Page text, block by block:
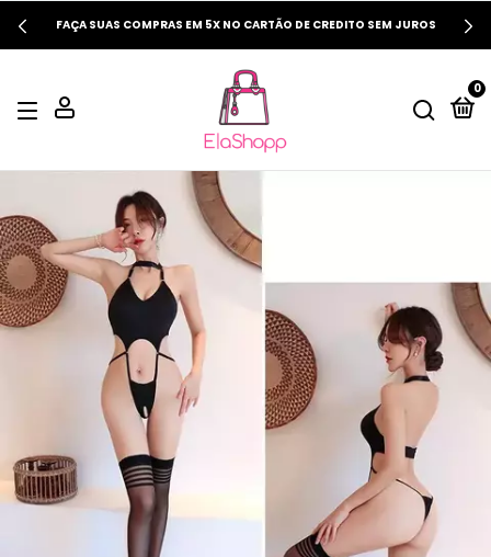
FAÇA SUAS COMPRAS EM 5X NO CARTÃO DE CREDITO SEM JUROS
0